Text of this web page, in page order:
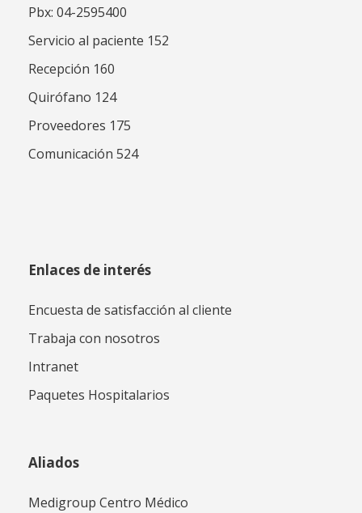
Pbx: 04-2595400
Servicio al paciente 152
Recepción 160
Quirófano 124
Proveedores 175
Comunicación 524
Enlaces de interés
Encuesta de satisfacción al cliente
Trabaja con nosotros
Intranet
Paquetes Hospitalarios
Aliados
Medigroup Centro Médico